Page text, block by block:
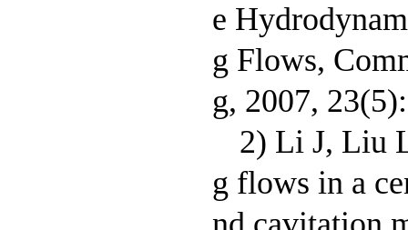
e
g Flows,
g, 2007,
2) Li J, Liu
g flows in a